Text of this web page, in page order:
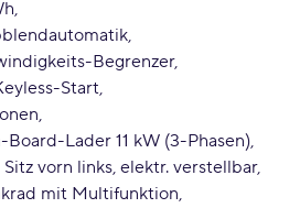
Begrenzer
Start
Lader 11 kW (3-Phasen)
vorn links, elektr. verstellbar
mit Multifunktion